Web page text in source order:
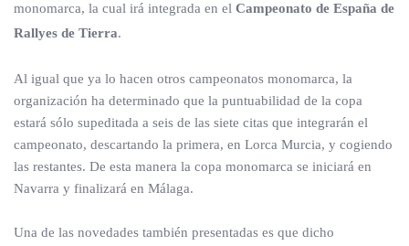
monomarca, la cual irá integrada en el Campeonato de España de
Rallyes de Tierra.
Al igual que ya lo hacen otros campeonatos monomarca, la
organización ha determinado que la puntuabilidad de la copa
estará sólo supeditada a seis de las siete citas que integrarán el
campeonato, descartando la primera, en Lorca Murcia, y cogiendo
las restantes. De esta manera la copa monomarca se iniciará en
Navarra y finalizará en Málaga.
Una de las novedades también presentadas es que dicho